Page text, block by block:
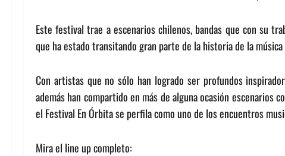
Este festival trae a escenarios chilenos, bandas que con su
que ha estado transitando gran parte de la historia de la
Con artistas que no sólo han logrado ser profundos
además han compartido en más de alguna ocasión escenarios
el Festival En Órbita se perfila como uno de los encuentros
Mira el line up completo: